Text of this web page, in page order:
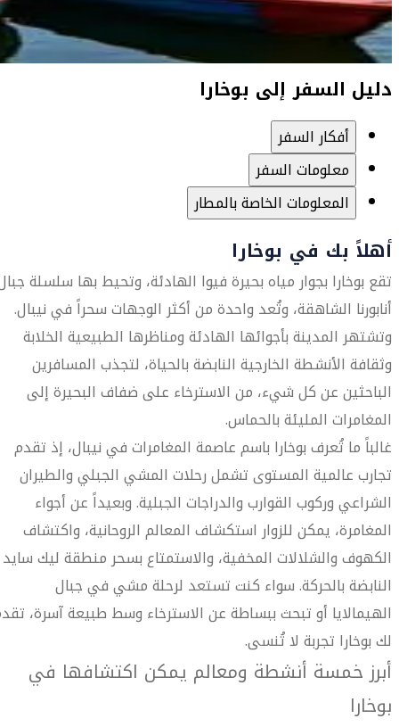
دليل السفر إلى بوخارا
أفكار السفر
معلومات السفر
المعلومات الخاصة بالمطار
أهلاً بك في بوخارا
تقع بوخارا بجوار مياه بحيرة فيوا الهادئة، وتحيط بها سلسلة
أنابورنا الشاهقة، وتُعد واحدة من أكثر الوجهات سحراً في نيبال.
وتشتهر المدينة بأجوائها الهادئة ومناظرها الطبيعية الخلابة
وثقافة الأنشطة الخارجية النابضة بالحياة، لتجذب المسافرين
الباحثين عن كل شيء، من الاسترخاء على ضفاف البحيرة إلى
المغامرات المليئة بالحماس.
غالباً ما تُعرف بوخارا باسم عاصمة المغامرات في نيبال، إذ تقدم
تجارب عالمية المستوى تشمل رحلات المشي الجبلي والطيران
الشراعي وركوب القوارب والدراجات الجبلية. وبعيداً عن أجواء
المغامرة، يمكن للزوار استكشاف المعالم الروحانية، واكتشاف
الكهوف والشلالات المخفية، والاستمتاع بسحر منطقة ليك سايد
النابضة بالحركة. سواء كنت تستعد لرحلة مشي في جبال
الهيمالايا أو تبحث ببساطة عن الاسترخاء وسط طبيعة آسرة،
لك بوخارا تجربة لا تُنسى.
أبرز خمسة أنشطة ومعالم يمكن اكتشافها في
بوخارا